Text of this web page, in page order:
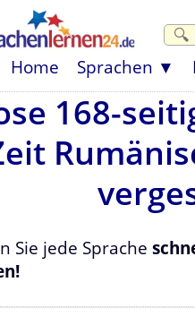
Home Sprachen
168-
Sie jede Sprache